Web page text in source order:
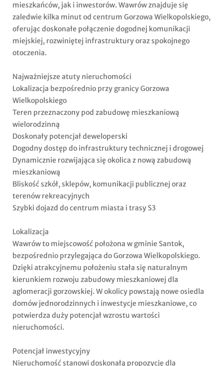
mieszkańców, jak i inwestorów. Wawrów znajduje się
zaledwie kilka minut od centrum Gorzowa Wielkopolskiego,
oferując doskonałe połączenie dogodnej komunikacji
miejskiej, rozwiniętej infrastruktury oraz spokojnego
otoczenia.
Najważniejsze atuty nieruchomości
Lokalizacja bezpośrednio przy granicy Gorzowa
Wielkopolskiego
Teren przeznaczony pod zabudowę mieszkaniową
wielorodzinną
Doskonały potencjał deweloperski
Dogodny dostęp do infrastruktury technicznej i drogowej
Dynamicznie rozwijająca się okolica z nową zabudową
mieszkaniową
Bliskość szkół, sklepów, komunikacji publicznej oraz
terenów rekreacyjnych
Szybki dojazd do centrum miasta i trasy S3
Lokalizacja
Wawrów to miejscowość położona w gminie Santok,
bezpośrednio przylegająca do Gorzowa Wielkopolskiego.
Dzięki atrakcyjnemu położeniu stała się naturalnym
kierunkiem rozwoju zabudowy mieszkaniowej dla
aglomeracji gorzowskiej. W okolicy powstają nowe osiedla
domów jednorodzinnych i inwestycje mieszkaniowe, co
potwierdza duży potencjał wzrostu wartości
nieruchomości.
Potencjał inwestycyjny
Nieruchomość stanowi doskonałą propozycję dla